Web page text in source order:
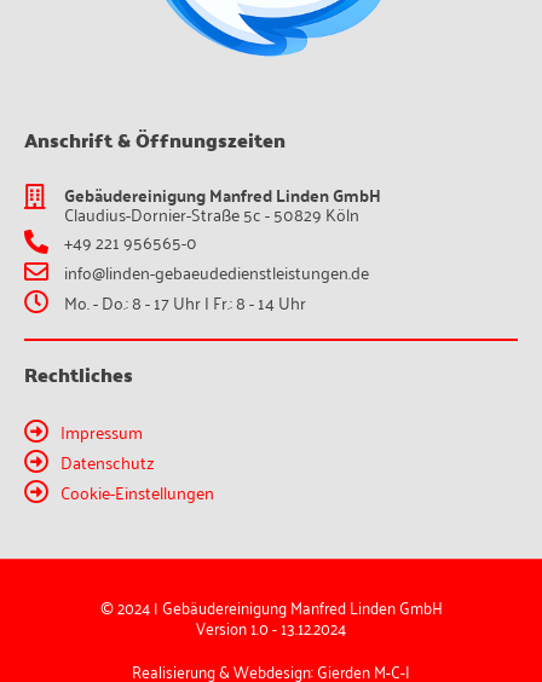
Anschrift & Öffnungszeiten
Gebäudereinigung Manfred Linden GmbH
Claudius-Dornier-Straße 5c - 50829 Köln
+49 221 956565-0
info@linden-gebaeudedienstleistungen.de
Mo. - Do.: 8 - 17 Uhr | Fr.: 8 - 14 Uhr
Rechtliches
Impressum
Datenschutz
Cookie-Einstellungen
© 2024 | Gebäudereinigung Manfred Linden GmbH
Version 1.0 - 13.12.2024
Realisierung & Webdesign: Gierden M-C-I